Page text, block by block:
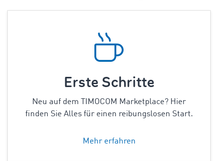
Erste Schritte
Neu auf dem TIMOCOM Marketplace? Hier
finden Sie Alles für einen reibungslosen Start.
Mehr erfahren